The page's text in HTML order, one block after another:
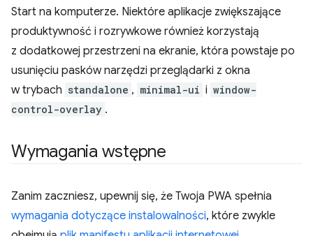
Start na komputerze. Niektóre aplikacje zwiększające
produktywność i rozrywkowe również korzystają
z dodatkowej przestrzeni na ekranie, która powstaje po
usunięciu pasków narzędzi przeglądarki z okna
w trybach standalone , minimal-ui i window-
control-overlay .
Wymagania wstępne
Zanim zaczniesz, upewnij się, że Twoja PWA spełnia
wymagania dotyczące instalowalności, które zwykle